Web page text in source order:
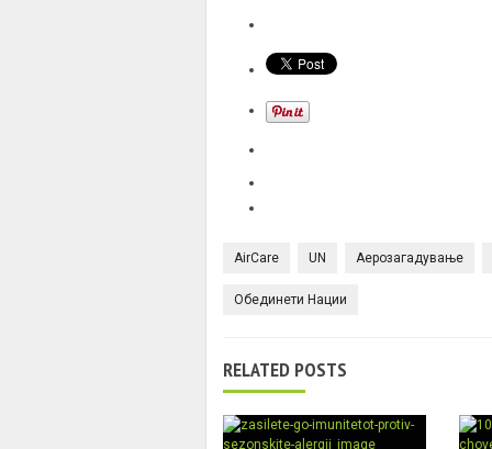
AirCare UN Аерозагадување
Обединети Нации
RELATED POSTS